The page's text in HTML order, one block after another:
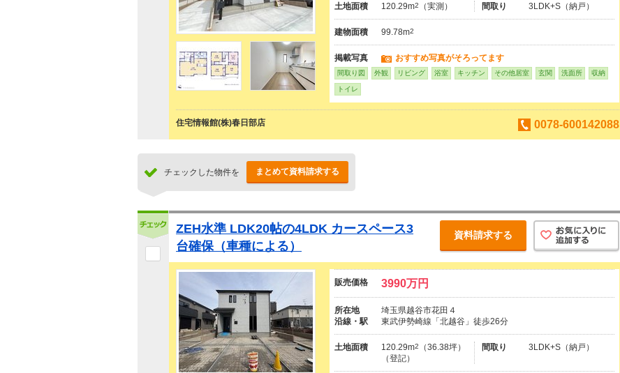
土地面積 120.29m2 （実測） 間取り 3LDK+S（納戸）
建物面積 99.78m2
掲載写真 おすすめ写真がそろってます
間取り図 外観 リビング 浴室 キッチン その他居室 玄関 洗面所 収納
トイレ
住宅情報館(株)春日部店 0078-600142088
チェックした物件を まとめて資料請求する
ZEH水準 LDK20帖の4LDK カースペース3
台確保（車種による）
資料請求する
販売価格 3990万円
所在地
埼玉県越谷市花田４
沿線・駅
東武伊勢崎線「北越谷」徒歩26分
土地面積 120.29m2
（36.38坪）
（登記）
間取り 3LDK+S（納戸）